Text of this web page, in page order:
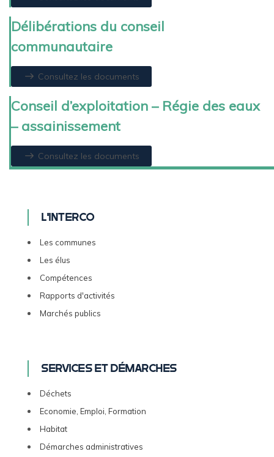
Délibérations du conseil
communautaire
Consultez les documents
Conseil d’exploitation – Régie des eaux
– assainissement
Consultez les documents
L'INTERCO
Les communes
Les élus
Compétences
Rapports d'activités
Marchés publics
Services et démarches
Déchets
Economie, Emploi, Formation
Habitat
Démarches administratives